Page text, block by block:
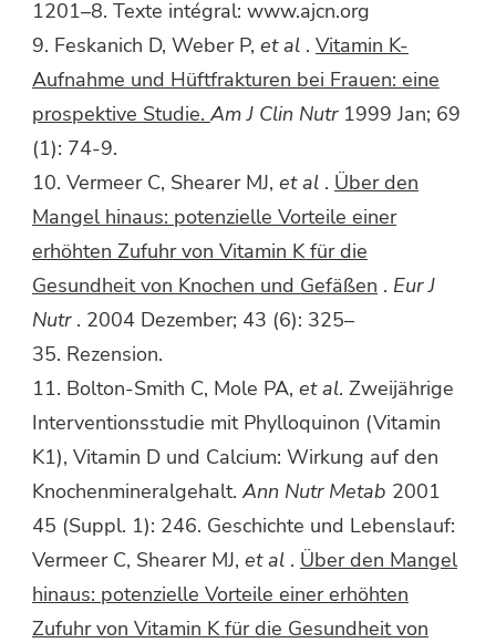
1201–8. Texte intégral: www.ajcn.org
9. Feskanich D, Weber P, et al . Vitamin K-
Aufnahme und Hüftfrakturen bei Frauen: eine
prospektive Studie. Am J Clin Nutr1999 Jan; 69
(1): 74-9.
10. Vermeer C, Shearer MJ, et al . Über den
Mangel hinaus: potenzielle Vorteile einer
erhöhten Zufuhr von Vitamin K für die
Gesundheit von Knochen und Gefäßen . Eur J
Nutr. 2004 Dezember; 43 (6): 325–
35. Rezension.
11. Bolton-Smith C, Mole PA, et al. Zweijährige
Interventionsstudie mit Phylloquinon (Vitamin
K1), Vitamin D und Calcium: Wirkung auf den
Knochenmineralgehalt. Ann Nutr Metab 2001
45 (Suppl. 1): 246. Geschichte und Lebenslauf:
Vermeer C, Shearer MJ, et al . Über den Mangel
hinaus: potenzielle Vorteile einer erhöhten
Zufuhr von Vitamin K für die Gesundheit von